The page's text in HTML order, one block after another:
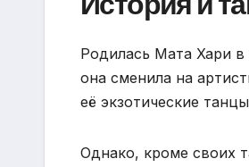
Родилась Мата Хари
она сменила на
её экзотические
Однако, кроме своих